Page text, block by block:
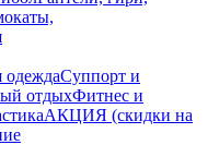
одеждаСуппорт и
отдыхФитнес и
АКЦИЯ (скидки на